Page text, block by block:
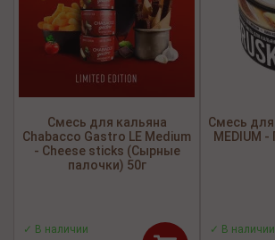
Смесь для кальяна
Chabacco Gastro LE Medium
- Cheese sticks (Сырные
палочки) 50г
✓ В наличии
Смесь для
MEDIUM
✓ В наличии